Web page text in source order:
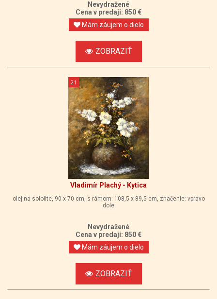
Nevydražené
Cena v predaji: 850 €
Mám záujem o dielo
ZOBRAZIŤ
21
Vladimír Plachý - Kytica
olej na sololite, 90 x 70 cm, s rámom: 108,5 x 89,5 cm, značenie: vpravo
dole
Nevydražené
Cena v predaji: 850 €
Mám záujem o dielo
ZOBRAZIŤ